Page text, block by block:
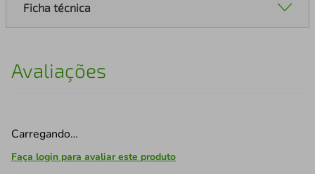
Ficha técnica
Avaliações
Carregando…
Faça login para avaliar este produto